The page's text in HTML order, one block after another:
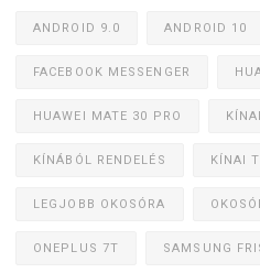
ANDROID 9.0 ANDROID 10
FACEBOOK MESSENGER
HUAWEI MATE 30 PRO
KÍNÁBÓL RENDELÉS KÍNAI
LEGJOBB OKOSÓRA
ONEPLUS 7T SAMSUNG